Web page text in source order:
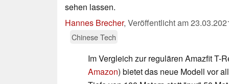
sehen lassen.
Hannes Brecher, Veröffentlicht am
Chinese Tech
Im Vergleich zur regulären Amazfit T-
Amazon) bietet das neue Modell vor